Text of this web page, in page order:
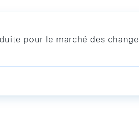
pour le marché des